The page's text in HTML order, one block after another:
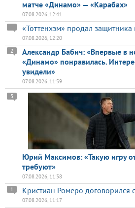
матче «Динамо» — «Карабах»
07.08.2026, 12:41
«Тоттенхэм» продал
07.08.2026, 12:20
Александр Бабич: «Впервые в
«Динамо» понравилась.
увидели»
2
07.08.2026, 11:59
Юрий Максимов: «Такую игру
требуют»
3
07.08.2026, 11:38
Кристиан Ромеро договорился
1
07.08.2026, 11:17